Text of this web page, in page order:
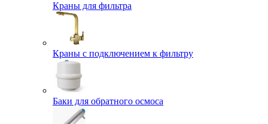
Краны для фильтра
Краны с подключением к фильтру
Баки для обратного осмоса